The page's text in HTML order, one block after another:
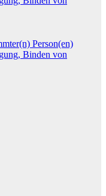
Person(en)
Binden von